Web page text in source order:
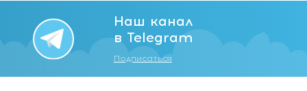
Наш канал
в Telegram
Подписаться